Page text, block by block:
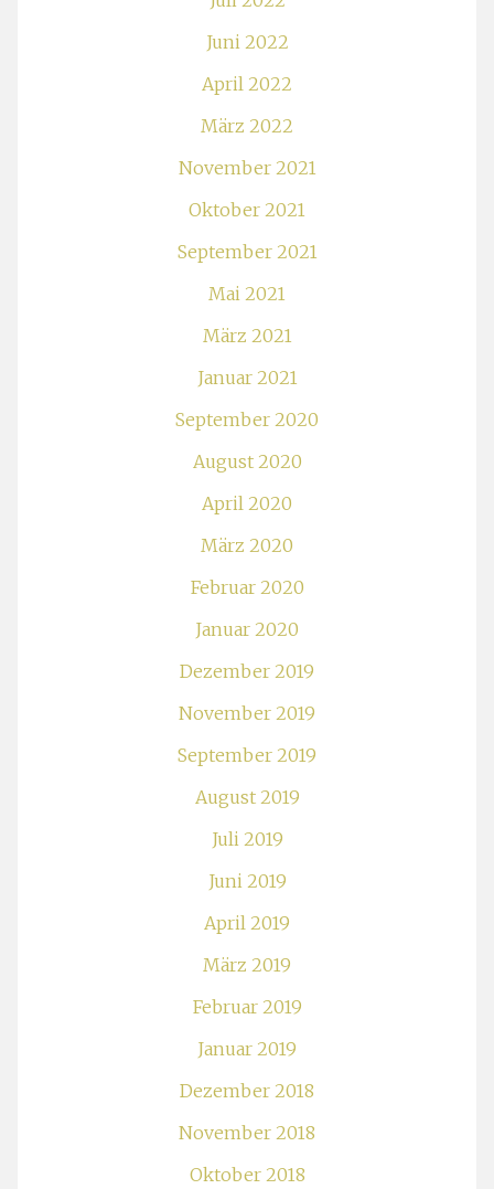
Juni 2022
April 2022
März 2022
November 2021
Oktober 2021
September 2021
Mai 2021
März 2021
Januar 2021
September 2020
August 2020
April 2020
März 2020
Februar 2020
Januar 2020
Dezember 2019
November 2019
September 2019
August 2019
Juli 2019
Juni 2019
April 2019
März 2019
Februar 2019
Januar 2019
Dezember 2018
November 2018
Oktober 2018